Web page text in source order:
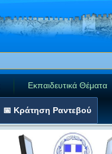
Εκπαιδευτικά Θέματα
📅 Κράτηση Ραντεβού